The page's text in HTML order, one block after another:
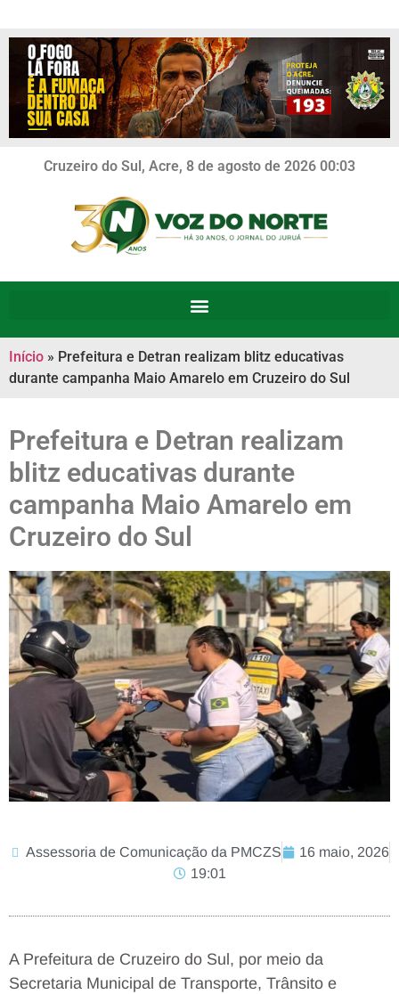
Cruzeiro do Sul, Acre, 8 de agosto de 2026 00:03
Início » Prefeitura e Detran realizam blitz educativas
durante campanha Maio Amarelo em Cruzeiro do Sul
Prefeitura e Detran realizam
blitz educativas durante
campanha Maio Amarelo em
Cruzeiro do Sul
Assessoria de Comunicação da PMCZS
16 maio, 2026
19:01
A Prefeitura de Cruzeiro do Sul, por meio da
Secretaria Municipal de Transporte, Trânsito e